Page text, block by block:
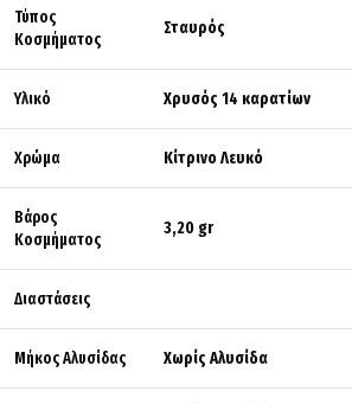
Τύπος
Κοσμήματος
Σταυρός
Υλικό Χρυσός 14 καρατίων
Χρώμα Κίτρινο Λευκό
Βάρος
Κοσμήματος
3,20 gr
Διαστάσεις
Μήκος Αλυσίδας Χωρίς Αλυσίδα